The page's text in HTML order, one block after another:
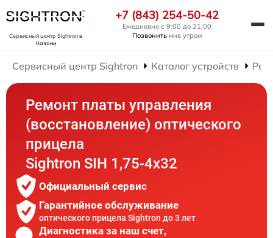
Сервисный центр Sightronв
Казани
+7 (843) 254-50-42
Ежедневно с 9:00 до 21:00
Позвонить мне утром
Сервисный центр Sightron Каталог устройств
Ремонт платы управления
(восстановление) оптического
прицела
Sightron SIH 1,75-4x32
Официальный сервис
Гарантийное обслуживание
оптического прицела Sightron до 3 лет
Диагностика за наш счет,